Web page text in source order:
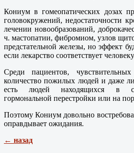
Кониум в гомеопатических дозах
головокружений, недостаточности
лечении новообразований,
ч. мастопатии, фибромиом, узлов
предстательной железы, но эффект
если лекарство соответствует
Среди пациентов,
количество пожилых людей и даже
есть людей находящихся в
гормональной перестройки или на
Поэтому Кониум довольно
оправдывает ожидания.
← назад